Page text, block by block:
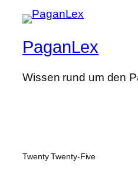
PaganLex
Wissen rund um den
Twenty Twenty-Five